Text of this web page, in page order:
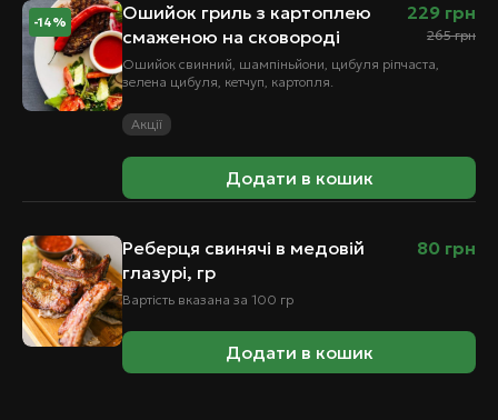
-14%
Ошийок гриль з картоплею
смаженою на сковороді
265грн
229 грн
Ошийок свинний, шампіньйони, цибуля ріпчаста,
зелена цибуля, кетчуп, картопля.
Акції
Додати в кошик
Реберця свинячі в медовій
глазурі, гр
80 грн
Вартість вказана за 100 гр
Додати в кошик